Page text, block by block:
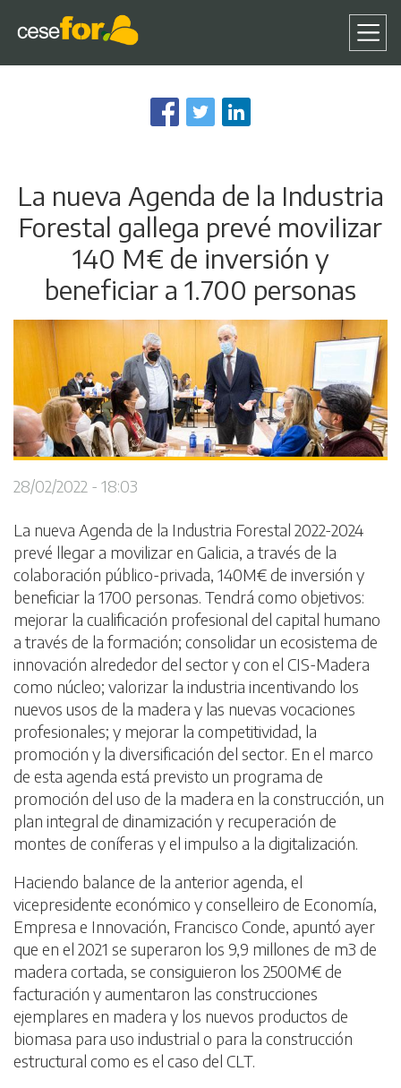
al
contenido
La nueva Agenda de la Industria
Forestal gallega prevé movilizar
140 M€ de inversión y
beneficiar a 1.700 personas
28/02/2022 - 18:03
La nueva Agenda de la Industria Forestal 2022-2024
prevé llegar a movilizar en Galicia, a través de la
colaboración público-privada, 140M€ de inversión y
beneficiar la 1700 personas. Tendrá como objetivos:
mejorar la cualificación profesional del capital humano
a través de la formación; consolidar un ecosistema de
innovación alrededor del sector y con el CIS-Madera
como núcleo; valorizar la industria incentivando los
nuevos usos de la madera y las nuevas vocaciones
profesionales; y mejorar la competitividad, la
promoción y la diversificación del sector. En el marco
de esta agenda está previsto un programa de
promoción del uso de la madera en la construcción, un
plan integral de dinamización y recuperación de
montes de coníferas y el impulso a la digitalización.
Haciendo balance de la anterior agenda, el
vicepresidente económico y conselleiro de Economía,
Empresa e Innovación, Francisco Conde, apuntó ayer
que en el 2021 se superaron los 9,9 millones de m3 de
madera cortada, se consiguieron los 2500M€ de
facturación y aumentaron las construcciones
ejemplares en madera y los nuevos productos de
biomasa para uso industrial o para la construcción
estructural como es el caso del CLT.